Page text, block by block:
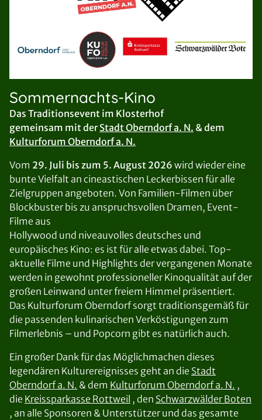
Sommernachts-Kino
Das Traditionsevent im Klosterhof
gemeinsam mit derStadt Oberndorf a. N. & dem
Kulturforum Oberndorf a. N.
Vom 29. Juli bis zum 5. August 2026 wird wieder eine
bunte Vielfalt an cineastischen Leckerbissen für alle
Zielgruppen angeboten. Von Familien-Filmen über
Blockbuster bis zu anspruchsvollen Dramen, Event-
Filme aus
Hollywood und niveauvolles deutsches und
europäisches Kino: es ist für alle etwas dabei. Top-
aktuelle Filme und Highlights der vergangenen Monate
werden in gewohnt professioneller Kinoqualität auf der
großen Leinwand unter freiem Himmel präsentiert.
Das Kulturforum Oberndorf sorgt traditionsgemäß für
die passenden kulinarischen Verköstigungen zum
Filmerlebnis – und Popcorn gibt es natürlich auch.
Ein großer Dank für das Möglichmachen dieses
legendären Kulturereignisses geht an die Stadt
Oberndorf a. N. & dem Kulturforum Oberndorf a. N. ,
die Kreissparkasse Rottweil , den Schwarzwälder Boten
, an alle Sponsoren & Unterstützer und das gesamte